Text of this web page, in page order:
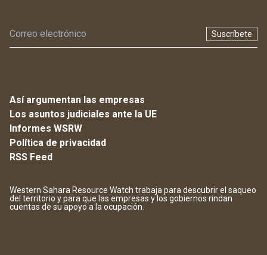
Suscríbete
Así argumentan las empresas
Los asuntos judiciales ante la UE
Informes WSRW
Política de privacidad
RSS Feed
Western Sahara Resource Watch trabaja para descubrir el saqueo
del territorio y para que las empresas y los gobiernos rindan
cuentas de su apoyo a la ocupación.